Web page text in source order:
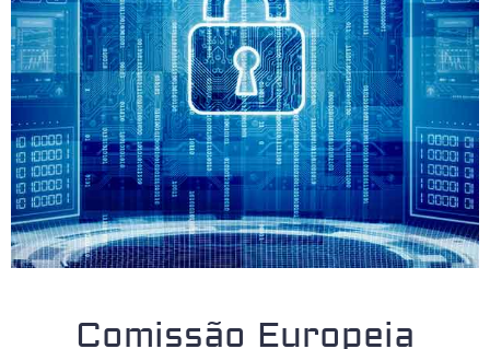
Comissão Europeia